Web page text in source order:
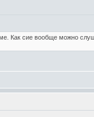
Как сие вообще можно